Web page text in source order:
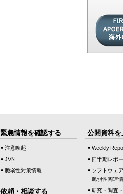
緊急情報を確認する
注意喚起
JVN
脆弱性対策情報
依頼・相談する
公開資料を
Weekly
四半期レポ
ソフトウェ
脆弱性関連
研究・調査